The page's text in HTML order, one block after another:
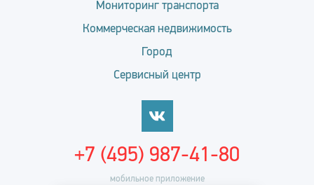
Мониторинг транспорта
Коммерческая недвижимость
Город
Сервисный центр
мобильное приложение
+7 (495) 987-41-80